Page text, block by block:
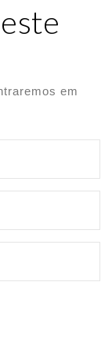
em